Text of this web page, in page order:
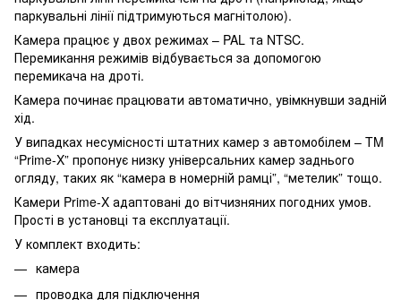
паркувальні лінії підтримуються магнітолою).
Камера працює у двох режимах – PAL та NTSC.
Перемикання режимів відбувається за допомогою
перемикача на дроті.
Камера починає працювати автоматично, увімкнувши задній
хід.
У випадках несумісності штатних камер з автомобілем – TM
“Prime-X” пропонує низку універсальних камер заднього
огляду, таких як “камера в номерній рамці”, “метелик” тощо.
Камери Prime-X адаптовані до вітчизняних погодних умов.
Прості в установці та експлуатації.
У комплект входить:
камера
проводка для підключення